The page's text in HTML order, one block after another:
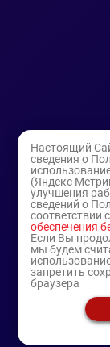
© 1994-2025
Настоящий
сведения о
(Яндекс
улучшения
сведений о
соответствии с
обеспечения
Если Вы
мы будем
запретить
браузера